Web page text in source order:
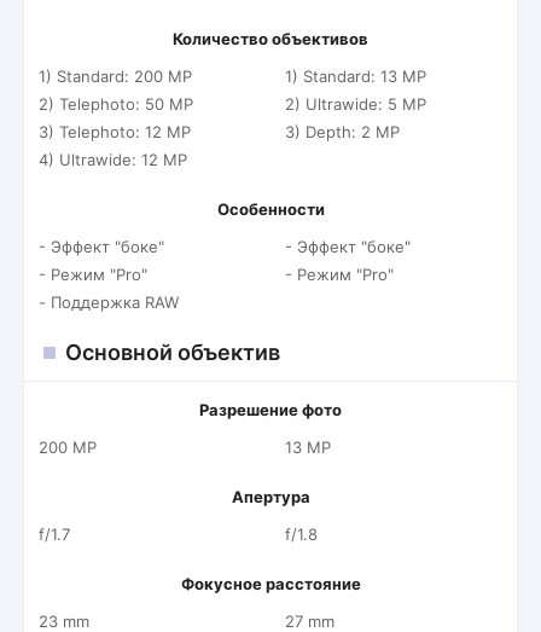
Количество объективов
1) Standard: 200 MP
2) Telephoto: 50 MP
3) Telephoto: 12 MP
4) Ultrawide: 12 MP
1) Standard: 13 MP
2) Ultrawide: 5 MP
3) Depth: 2 MP
Особенности
- Эффект "боке"
- Режим "Pro"
- Поддержка RAW
- Эффект "боке"
- Режим "Pro"
Основной объектив
Разрешение фото
200 MP
13 MP
Апертура
f/1.7
f/1.8
Фокусное расстояние
23 mm
27 mm